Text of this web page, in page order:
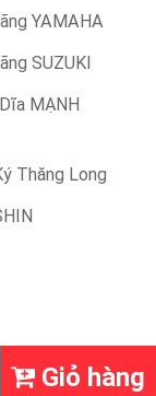
YAMAHA
SUZUKI
MẠNH
Thăng Long
Giỏ hàng